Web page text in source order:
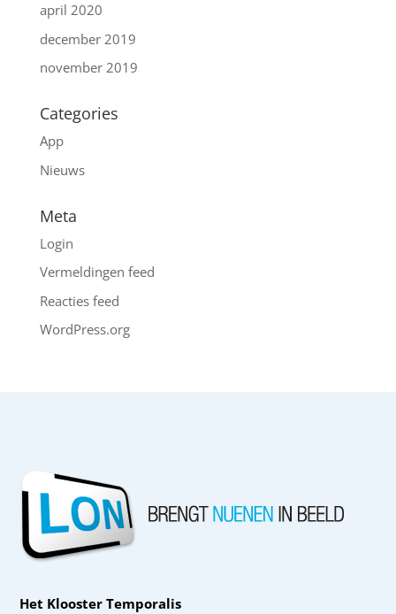
april 2020
december 2019
november 2019
Categories
App
Nieuws
Meta
Login
Vermeldingen feed
Reacties feed
WordPress.org
Het Klooster Temporalis